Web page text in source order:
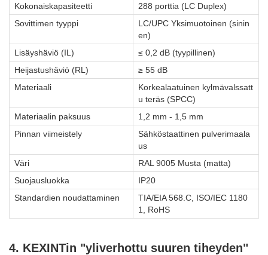
Kokonaiskapasiteetti
288 porttia (LC Duplex)
Sovittimen tyyppi
LC/UPC Yksimuotoinen (sinin
en)
Lisäyshäviö (IL)
≤ 0,2 dB (tyypillinen)
Heijastushäviö (RL)
≥ 55 dB
Materiaali
Korkealaatuinen kylmävalssatt
u teräs (SPCC)
Materiaalin paksuus
1,2 mm - 1,5 mm
Pinnan viimeistely
Sähköstaattinen pulverimaala
us
Väri
RAL 9005 Musta (matta)
Suojausluokka
IP20
Standardien noudattaminen
TIA/EIA 568.C, ISO/IEC 1180
1, RoHS
4. KEXINTin "yliverhottu suuren tiheyden"